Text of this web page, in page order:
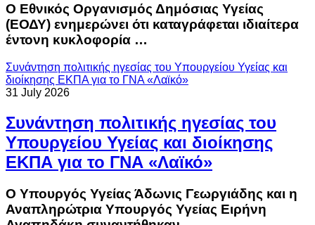
Ο Εθνικός Οργανισμός Δημόσιας Υγείας
(ΕΟΔΥ) ενημερώνει ότι καταγράφεται ιδιαίτερα
έντονη κυκλοφορία …
Συνάντηση πολιτικής ηγεσίας του Υπουργείου Υγείας και
διοίκησης ΕΚΠΑ για το ΓΝΑ «Λαϊκό»
31 July 2026
Συνάντηση πολιτικής ηγεσίας του
Υπουργείου Υγείας και διοίκησης
ΕΚΠΑ για το ΓΝΑ «Λαϊκό»
Ο Υπουργός Υγείας Άδωνις Γεωργιάδης και η
Αναπληρώτρια Υπουργός Υγείας Ειρήνη